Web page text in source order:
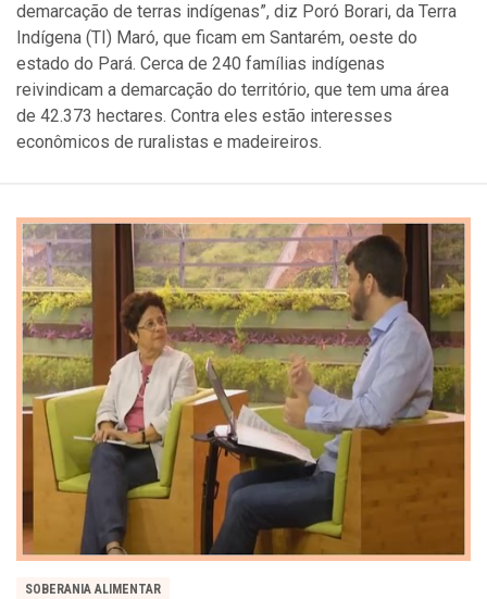
demarcação de terras indígenas”, diz Poró Borari, da Terra
Indígena (TI) Maró, que ficam em Santarém, oeste do
estado do Pará. Cerca de 240 famílias indígenas
reivindicam a demarcação do território, que tem uma área
de 42.373 hectares. Contra eles estão interesses
econômicos de ruralistas e madeireiros.
SOBERANIA ALIMENTAR